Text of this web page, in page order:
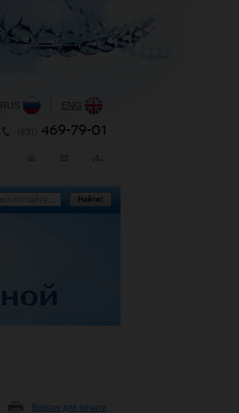
Версия для печати
RUS ENG
469-79-01
Найти!